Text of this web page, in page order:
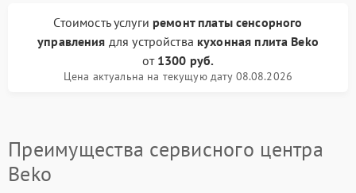
Стоимость услуги ремонт платы сенсорного
управления для устройства кухонная плита Beko
от 1300 руб.
Цена актуальна на текущую дату 08.08.2026
Преимущества сервисного центра
Beko